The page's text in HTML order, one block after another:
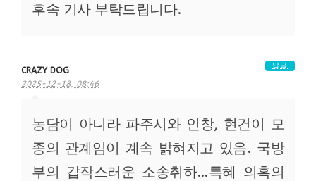
후속 기사 부탁드립니다.
CRAZY DOG
2025-12-18, 08:46
농담이 아니라 파주시와 인창, 현건이 모
종의 관계임이 계속 밝혀지고 있음. 국방
부의 갑작스러운 소송취하…특혜 의혹의
답글